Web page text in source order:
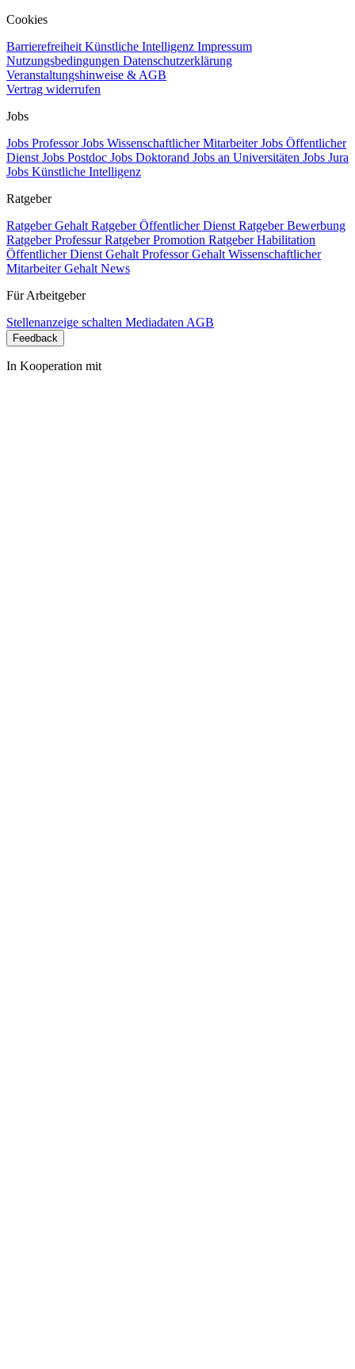
Cookies
Barrierefreiheit Künstliche Intelligenz Impressum
Nutzungsbedingungen Datenschutzerklärung
Veranstaltungshinweise & AGB
Vertrag widerrufen
Jobs
Jobs ProfessorJobs Wissenschaftlicher MitarbeiterJobs Öffentlicher
Dienst Jobs Postdoc Jobs Doktorand Jobs an Universitäten Jobs Jura
Jobs Künstliche Intelligenz
Ratgeber
Ratgeber Gehalt Ratgeber Öffentlicher Dienst Ratgeber Bewerbung
Ratgeber ProfessurRatgeber Promotion Ratgeber Habilitation
Öffentlicher Dienst Gehalt Professor Gehalt Wissenschaftlicher
Mitarbeiter Gehalt News
Für Arbeitgeber
Stellenanzeige schalten Mediadaten AGB
Feedback
In Kooperation mit